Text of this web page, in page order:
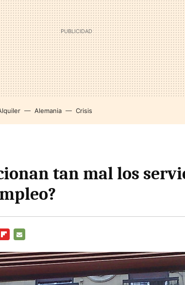
Alemania Crisis
tan mal los
MAIL